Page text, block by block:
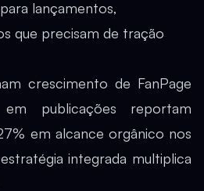
lançamentos,
que precisam de tração
crescimento de FanPage
publicações reportam
em alcance orgânico nos
integrada multiplica